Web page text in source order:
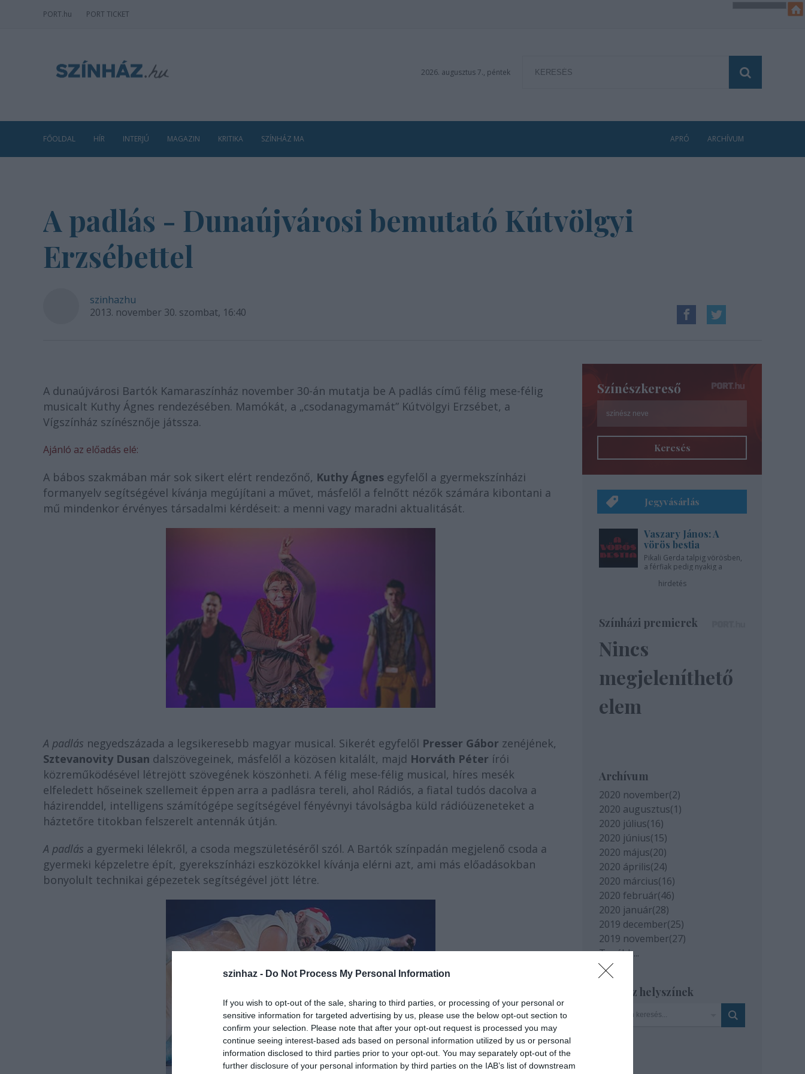
szinhaz - Do Not Process My Personal Information
If you wish to opt-out of the sale, sharing to third parties, or processing of your personal or
sensitive information for targeted advertising by us, please use the below opt-out section to
confirm your selection. Please note that after your opt-out request is processed you may
continue seeing interest-based ads based on personal information utilized by us or personal
information disclosed to third parties prior to your opt-out. You may separately opt-out of the
further disclosure of your personal information by third parties on the IAB’s list of downstream
PORT.hu PORT TICKET
2026. augusztus 7., péntek
FŐOLDAL HÍR INTERJÚ MAGAZIN KRITIKA SZÍNHÁZ MA APRÓ ARCHÍVUM
A padlás - Dunaújvárosi bemutató Kútvölgyi
Erzsébettel
szinhazhu
2013. november 30. szombat, 16:40
A dunaújvárosi Bartók Kamaraszínház november 30-án mutatja be A padlás című félig mese-félig
musicalt Kuthy Ágnes rendezésében. Mamókát, a „csodanagymamát” Kútvölgyi Erzsébet, a
Vígszínház színésznője játssza.
Ajánló az előadás elé:
A bábos szakmában már sok sikert elért rendezőnő, Kuthy Ágnes egyfelől a gyermekszínházi
formanyelv segítségével kívánja megújítani a művet, másfelől a felnőtt nézők számára kibontani a
mű mindenkor érvényes társadalmi kérdéseit: a menni vagy maradni aktualitását.
A padlás negyedszázada a legsikeresebb magyar musical. Sikerét egyfelől Presser Gábor zenéjének,
Sztevanovity Dusan dalszövegeinek, másfelől a közösen kitalált, majd Horváth Péter írói
közreműködésével létrejött szövegének köszönheti. A félig mese-félig musical, híres mesék
elfeledett hőseinek szellemeit éppen arra a padlásra tereli, ahol Rádiós, a fiatal tudós dacolva a
házirenddel, intelligens számítógépe segítségével fényévnyi távolságba küld rádióüzeneteket a
háztetőre titokban felszerelt antennák útján.
A padlás a gyermeki lélekről, a csoda megszületéséről szól. A Bartók színpadán megjelenő csoda a
gyermeki képzeletre épít, gyerekszínházi eszközökkel kívánja elérni azt, ami más előadásokban
bonyolult technikai gépezetek segítségével jött létre.
Színészkereső
Keresés
Jegyvásárlás
Vaszary János: A
vörös bestia
Pikali Gerda talpig vörösben,
a férfiak pedig nyakig a
hirdetés
Színházi premierek
Nincs
megjeleníthető
elem
Archívum
2020 november(2)
2020 augusztus(1)
2020 július(16)
2020 június(15)
2020 május(20)
2020 április(24)
2020 március(16)
2020 február(46)
2020 január(28)
2019 december(25)
2019 november(27)
Tovább...
Szinház helyszínek